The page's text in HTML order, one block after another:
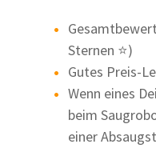
Sternen ⭐)
Gutes Preis-
Wenn eines
beim
einer